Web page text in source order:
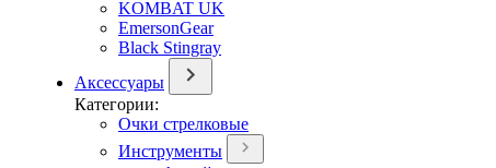
KOMBAT UK
EmersonGear
Black Stingray
Аксессуары
Категории:
Очки стрелковые
Инструменты